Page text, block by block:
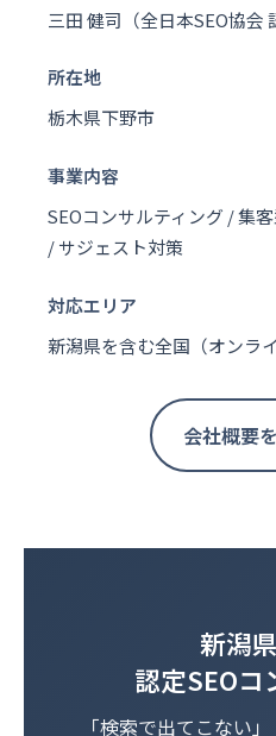
三田 健司（全日本SEO協会
所在地
栃木県下野市
事業内容
SEOコンサルティング / 集
/ サジェスト対策
対応エリア
新潟県を含む全国（オンライ
会社概要
新潟
認定SEO
「検索で出てこない